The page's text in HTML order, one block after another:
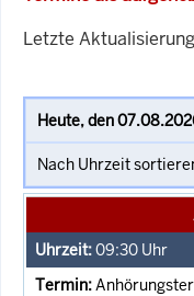
Letzte
09:30 Uhr